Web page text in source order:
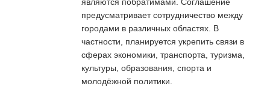
предусматривает сотрудничество между
городами в различных областях. В
частности, планируется укрепить связи в
сферах экономики, транспорта, туризма,
культуры, образования, спорта и
молодёжной политики.